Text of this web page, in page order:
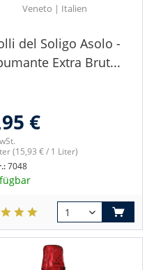
Veneto | Italien
del Soligo Asolo -
Extra Brut...
€
(15,93 € / 1 Liter)
7048